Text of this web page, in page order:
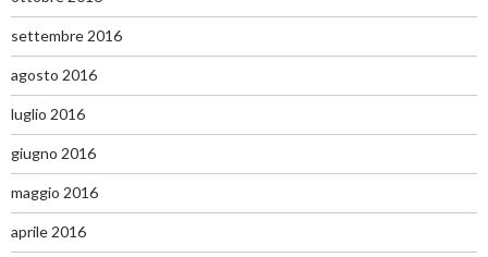
settembre 2016
agosto 2016
luglio 2016
giugno 2016
maggio 2016
aprile 2016